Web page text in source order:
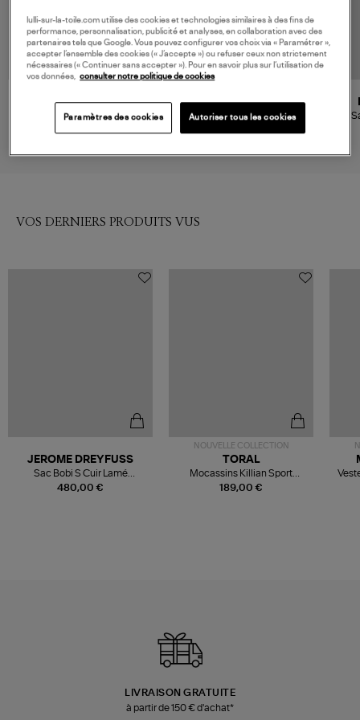
1 290,00 €
ISABEL MARANT
Sac Bolton Noir Argenté
ISABEL MARANT
Sac Naoko Cuir Lisse Noir
VOS DERNIERS PRODUITS VUS
480,00 €
JEROME DREYFUSS
Sac Bobi S Cuir Lamé
Champagne
NOUVELLE COLLECTION
189,00 €
TORAL
Mocassins Killian Sport
Mousse
LIVRAISON GRATUITE
à partir de 150 € d'achat*
lulli-sur-la-toile.com utilise des cookies et technologies similaires à des fins de
performance, personnalisation, publicité et analyses, en collaboration avec des
partenaires tels que Google. Vous pouvez configurer vos choix via « Paramétrer »,
accepter l’ensemble des cookies (« J’accepte ») ou refuser ceux non strictement
nécessaires (« Continuer sans accepter »). Pour en savoir plus sur l’utilisation de
vos données,
consulter notre politique de cookies
Paramètres des cookies Autoriser tous les cookies